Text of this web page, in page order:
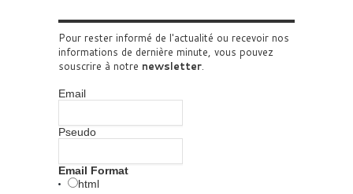
Pour rester informé de l'actualité ou recevoir nos
informations de dernière minute, vous pouvez
souscrire à notre newsletter.
Email
Pseudo
Email Format
html